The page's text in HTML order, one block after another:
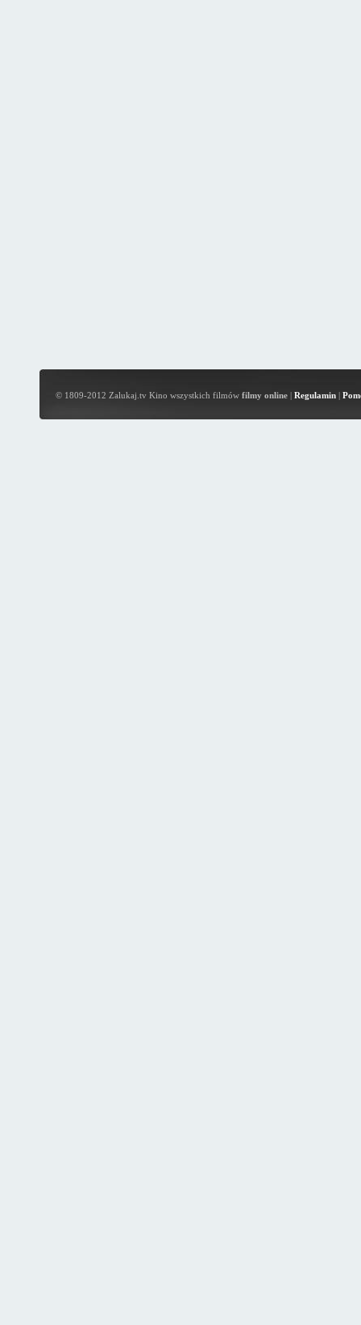
© 1809-2012 Zalukaj.tv Kino wszystkich filmów filmy online| Regulamin|